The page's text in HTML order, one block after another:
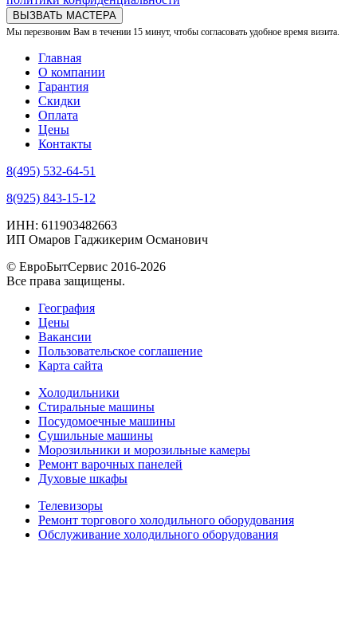
ВЫЗВАТЬ МАСТЕРА
Мы перезвоним Вам в течении 15 минут, чтобы согласовать удобное время визита.
Главная
О компании
Гарантия
Скидки
Оплата
Цены
Контакты
8(495) 532-64-51
8(925) 843-15-12
ИНН: 611903482663
ИП Омаров Гаджикерим Османович
© ЕвроБытСервис 2016-2026
Все права защищены.
География
Цены
Вакансии
Пользовательское соглашение
Карта сайта
Холодильники
Стиральные машины
Посудомоечные машины
Сушильные машины
Морозильники и морозильные камеры
Ремонт варочных панелей
Духовые шкафы
Телевизоры
Ремонт торгового холодильного оборудования
Обслуживание холодильного оборудования